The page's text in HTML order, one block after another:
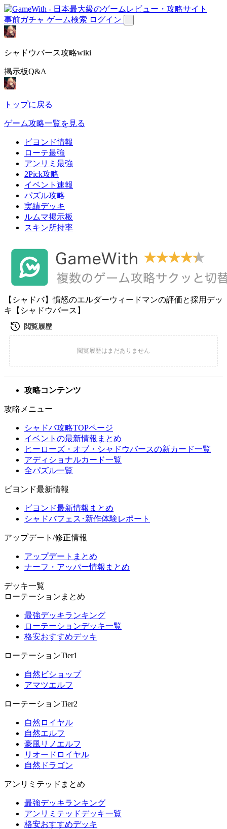
事前ガチャ ゲーム検索 ログイン
シャドウバース攻略wiki
掲示板Q&A
トップに戻る
ゲーム攻略一覧を見る
ビヨンド情報
ローテ最強
アンリミ最強
2Pick攻略
イベント速報
パズル攻略
実績デッキ
ルムマ掲示板
スキン所持率
【シャドバ】憤怒のエルダーウィードマンの評価と採用デッ
キ【シャドウバース】
攻略コンテンツ
攻略メニュー
シャドバ攻略TOPページ
イベントの最新情報まとめ
ヒーローズ・オブ・シャドウバースの新カード一覧
アディショナルカード一覧
全パズル一覧
ビヨンド最新情報
ビヨンド最新情報まとめ
シャドバフェス･新作体験レポート
アップデート/修正情報
アップデートまとめ
ナーフ・アッパー情報まとめ
デッキ一覧
ローテーションまとめ
最強デッキランキング
ローテーションデッキ一覧
格安おすすめデッキ
ローテーションTier1
自然ビショップ
アマツエルフ
ローテーションTier2
自然ロイヤル
自然エルフ
豪風リノエルフ
リオードロイヤル
自然ドラゴン
アンリミテッドまとめ
最強デッキランキング
アンリミテッドデッキ一覧
格安おすすめデッキ